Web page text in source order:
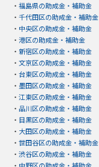
・ 福島県の助成金・補助金
・ 千代田区の助成金・補助金
・ 中央区の助成金・補助金
・ 港区の助成金・補助金
・ 新宿区の助成金・補助金
・ 文京区の助成金・補助金
・ 台東区の助成金・補助金
・ 墨田区の助成金・補助金
・ 江東区の助成金・補助金
・ 品川区の助成金・補助金
・ 目黒区の助成金・補助金
・ 大田区の助成金・補助金
・ 世田谷区の助成金・補助金
・ 渋谷区の助成金・補助金